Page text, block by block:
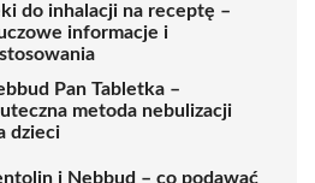
do inhalacji na receptę –
informacje i
Pan Tabletka –
metoda nebulizacji
dzieci
i Nebbud – co podawać